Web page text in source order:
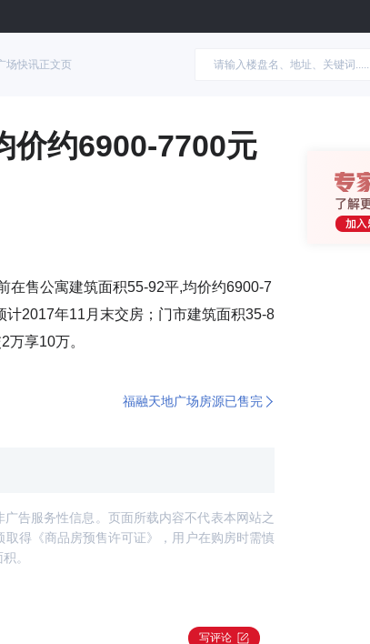
场快讯正文页
价约6900-7700元
在售公寓建筑面积55-92平,均价约6900-7
2017年11月末交房；门市建筑面积35-8
享10万。
福融天地广场房源已售完
告服务性信息。页面所载内容不代表本网站之
得《商品房预售许可证》，用户在购房时需慎
。
写评论